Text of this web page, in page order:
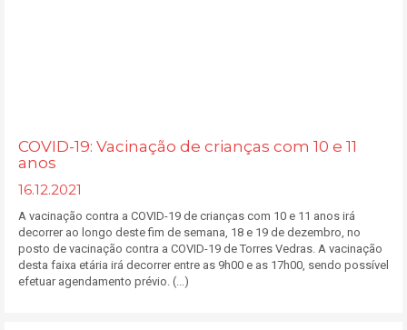
COVID-19: Vacinação de crianças com 10 e 11
anos
16.12.2021
A vacinação contra a COVID-19 de crianças com 10 e 11 anos irá
decorrer ao longo deste fim de semana, 18 e 19 de dezembro, no
posto de vacinação contra a COVID-19 de Torres Vedras. A vacinação
desta faixa etária irá decorrer entre as 9h00 e as 17h00, sendo possível
efetuar agendamento prévio. (...)